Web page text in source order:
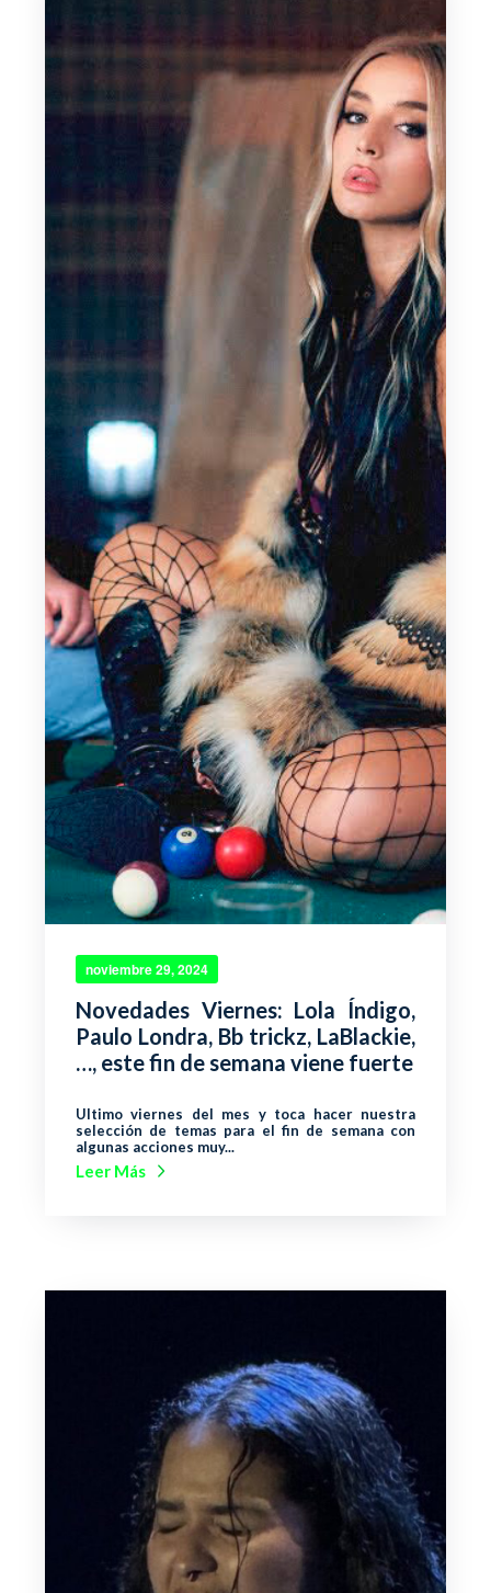
noviembre 29, 2024
Novedades Viernes: Lola Índigo,
Paulo Londra, Bb trickz, LaBlackie,
…, este fin de semana viene fuerte
Ultimo viernes del mes y toca hacer nuestra
selección de temas para el fin de semana con
algunas acciones muy...
Leer Más